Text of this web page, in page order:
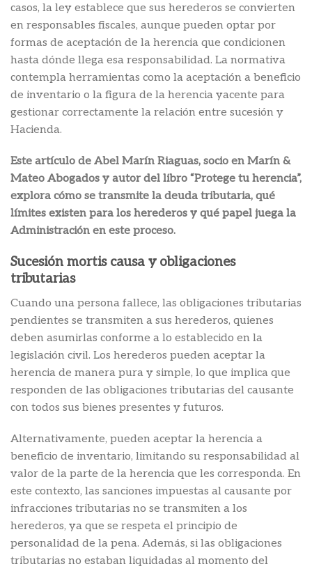
casos, la ley establece que sus herederos se convierten
en responsables fiscales, aunque pueden optar por
formas de aceptación de la herencia que condicionen
hasta dónde llega esa responsabilidad. La normativa
contempla herramientas como la aceptación a beneficio
de inventario o la figura de la herencia yacente para
gestionar correctamente la relación entre sucesión y
Hacienda.
Este artículo de Abel Marín Riaguas, socio en Marín &
Mateo Abogados y autor del libro “Protege tu herencia”,
explora cómo se transmite la deuda tributaria, qué
límites existen para los herederos y qué papel juega la
Administración en este proceso.
Sucesión mortis causa y obligaciones
tributarias
Cuando una persona fallece, las obligaciones tributarias
pendientes se transmiten a sus herederos, quienes
deben asumirlas conforme a lo establecido en la
legislación civil. Los herederos pueden aceptar la
herencia de manera pura y simple, lo que implica que
responden de las obligaciones tributarias del causante
con todos sus bienes presentes y futuros.
Alternativamente, pueden aceptar la herencia a
beneficio de inventario, limitando su responsabilidad al
valor de la parte de la herencia que les corresponda. En
este contexto, las sanciones impuestas al causante por
infracciones tributarias no se transmiten a los
herederos, ya que se respeta el principio de
personalidad de la pena. Además, si las obligaciones
tributarias no estaban liquidadas al momento del